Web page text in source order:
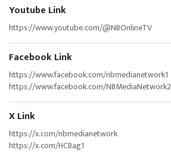
Youtube Link
https://www.youtube.com/@NBOnlineTV
Facebook Link
https://www.facebook.com/nbmedianetwork1
https://www.facebook.com/NBMediaNetwork2
X Link
https://x.com/nbmedianetwork
https://x.com/HCBag1